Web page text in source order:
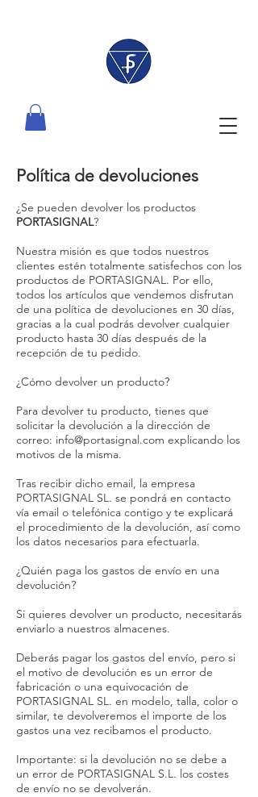
Política de devoluciones
¿Se pueden devolver los productos
PORTASIGNAL?
Nuestra misión es que todos nuestros
clientes estén totalmente satisfechos con los
productos de PORTASIGNAL. Por ello,
todos los artículos que vendemos disfrutan
de una política de devoluciones en 30 días,
gracias a la cual podrás devolver cualquier
producto hasta 30 días después de la
recepción de tu pedido.
¿Cómo devolver un producto?
Para devolver tu producto, tienes que
solicitar la devolución a la dirección de
correo: info@portasignal.com explicando los
motivos de la misma.
Tras recibir dicho email, la empresa
PORTASIGNAL SL. se pondrá en contacto
vía email o telefónica contigo y te explicará
el procedimiento de la devolución, así como
los datos necesarios para efectuarla.
¿Quién paga los gastos de envío en una
devolución?
Si quieres devolver un producto, necesitarás
enviarlo a nuestros almacenes.
Deberás pagar los gastos del envío, pero si
el motivo de devolución es un error de
fabricación o una equivocación de
PORTASIGNAL SL. en modelo, talla, color o
similar, te devolveremos el importe de los
gastos una vez recibamos el producto.
Importante: si la devolución no se debe a
un error de PORTASIGNAL S.L. los costes
de envío no se devolverán.